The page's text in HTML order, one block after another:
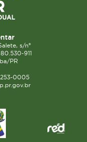
s/n°
911
PR
0005